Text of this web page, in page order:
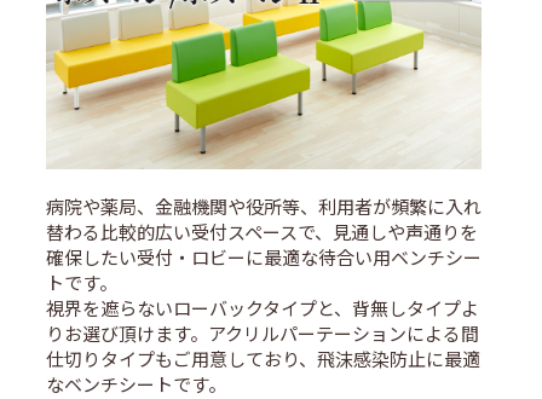
病院や薬局、金融機関や役所等、利用者が頻繁に入れ
替わる比較的広い受付スペースで、見通しや声通りを
確保したい受付・ロビーに最適な待合い用ベンチシー
トです。
視界を遮らないローバックタイプと、背無しタイプよ
りお選び頂けます。アクリルパーテーションによる間
仕切りタイプもご用意しており、飛沫感染防止に最適
なベンチシートです。